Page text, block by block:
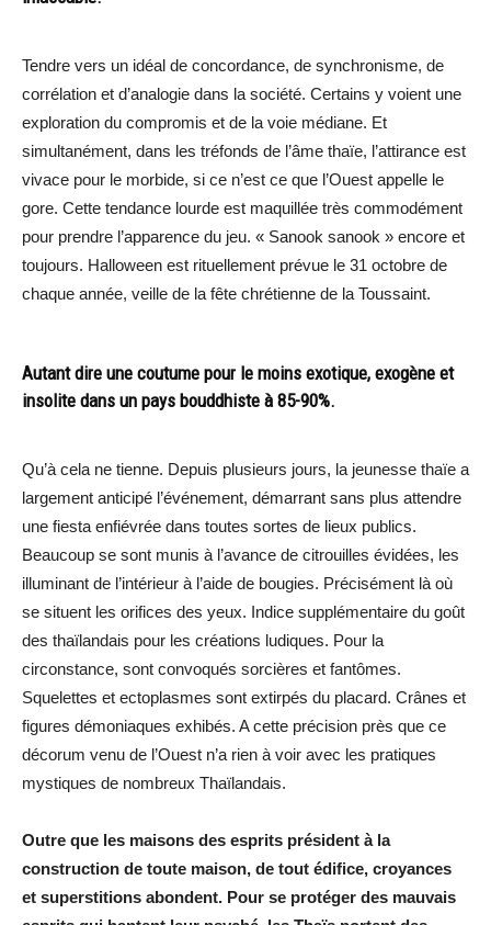
Tendre vers un idéal de concordance, de synchronisme, de
corrélation et d’analogie dans la société. Certains y voient une
exploration du compromis et de la voie médiane. Et
simultanément, dans les tréfonds de l’âme thaïe, l’attirance est
vivace pour le morbide, si ce n’est ce que l’Ouest appelle le
gore. Cette tendance lourde est maquillée très commodément
pour prendre l’apparence du jeu. « Sanook sanook » encore et
toujours. Halloween est rituellement prévue le 31 octobre de
chaque année, veille de la fête chrétienne de la Toussaint.
Autant dire une coutume pour le moins exotique, exogène et
insolite dans un pays bouddhiste à 85-90%.
Qu’à cela ne tienne. Depuis plusieurs jours, la jeunesse thaïe a
largement anticipé l’événement, démarrant sans plus attendre
une fiesta enfiévrée dans toutes sortes de lieux publics.
Beaucoup se sont munis à l’avance de citrouilles évidées, les
illuminant de l’intérieur à l’aide de bougies. Précisément là où
se situent les orifices des yeux. Indice supplémentaire du goût
des thaïlandais pour les créations ludiques. Pour la
circonstance, sont convoqués sorcières et fantômes.
Squelettes et ectoplasmes sont extirpés du placard. Crânes et
figures démoniaques exhibés. A cette précision près que ce
décorum venu de l’Ouest n’a rien à voir avec les pratiques
mystiques de nombreux Thaïlandais.
Outre que les maisons des esprits président à la
construction de toute maison, de tout édifice, croyances
et superstitions abondent. Pour se protéger des mauvais